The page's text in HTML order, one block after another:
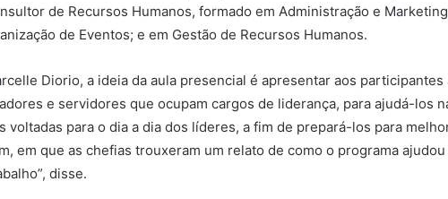
de Recursos Humanos, formado em Administração e
de Eventos; e em Gestão de Recursos Humanos.
Diorio, a ideia da aula presencial é apresentar aos
e servidores que ocupam cargos de liderança, para ajudá-los
voltadas para o dia a dia dos líderes, a fim de prepará-los para
em que as chefias trouxeram um relato de como o programa
disse.